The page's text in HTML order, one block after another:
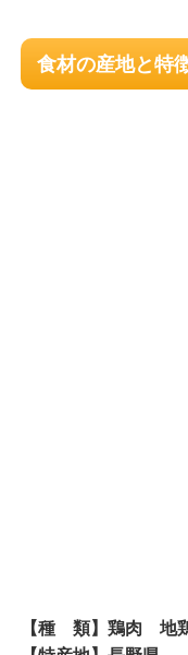
食材の産地と特
【種 類】鶏肉 地